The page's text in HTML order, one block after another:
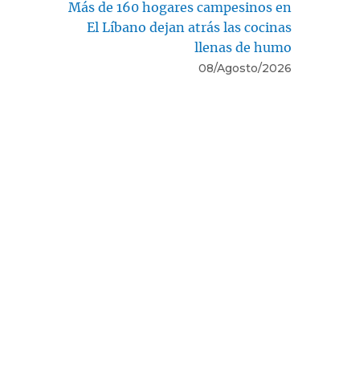
Más de 160 hogares campesinos en
El Líbano dejan atrás las cocinas
llenas de humo
08/Agosto/2026